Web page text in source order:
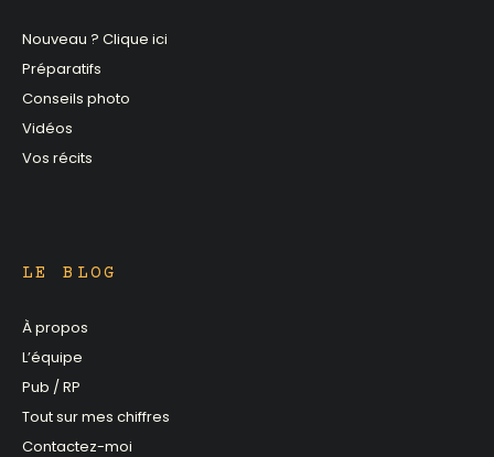
Nouveau ? Clique ici
Préparatifs
Conseils photo
Vidéos
Vos récits
LE BLOG
À propos
L’équipe
Pub / RP
Tout sur mes chiffres
Contactez-moi